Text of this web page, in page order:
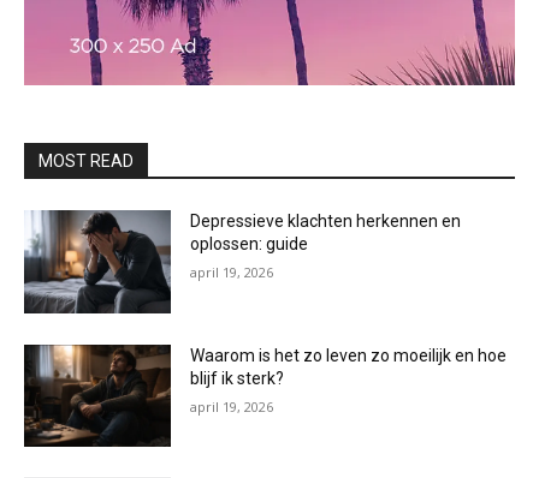
MOST READ
Depressieve klachten herkennen en
oplossen: guide
april 19, 2026
Waarom is het zo leven zo moeilijk en hoe
blijf ik sterk?
april 19, 2026